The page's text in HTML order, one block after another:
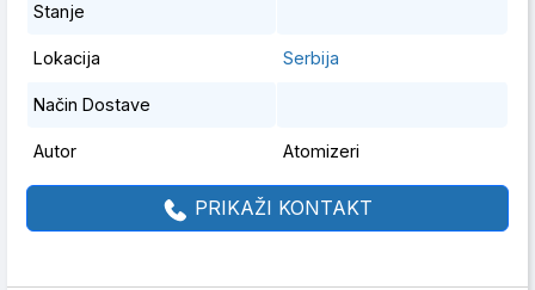
Stanje
Lokacija Serbija
Način Dostave
Autor Atomizeri
PRIKAŽI KONTAKT